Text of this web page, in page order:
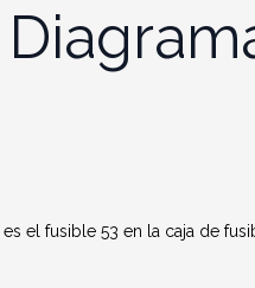
es el fusible 53 en la caja de